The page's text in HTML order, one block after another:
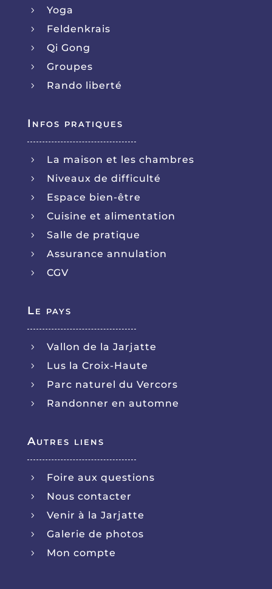
5 Yoga
5 Feldenkrais
5 Qi Gong
5 Groupes
5 Rando liberté
Infos pratiques
5 La maison et les chambres
5 Niveaux de difficulté
5 Espace bien-être
5 Cuisine et alimentation
5 Salle de pratique
5 Assurance annulation
5 CGV
Le pays
5 Vallon de la Jarjatte
5 Lus la Croix-Haute
5 Parc naturel du Vercors
5 Randonner en automne
Autres liens
5 Foire aux questions
5 Nous contacter
5 Venir à la Jarjatte
5 Galerie de photos
5 Mon compte